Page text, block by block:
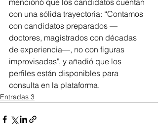
mencionó que los candidatos cuentan
con una sólida trayectoria: “Contamos
con candidatos preparados —
doctores, magistrados con décadas
de experiencia—, no con figuras
improvisadas", y añadió que los
perfiles están disponibles para
consulta en la plataforma.
Entradas 3